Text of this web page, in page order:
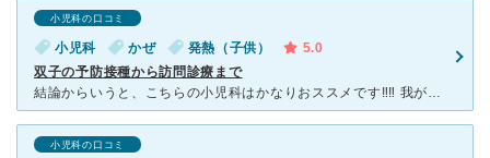
小児科の口コミ
小児科 かぜ 発熱（子供）
5.0
双子の予防接種から訪問診療まで
結論からいうと、こちらの小児科はかなりおススメです‼️‼️ 我が家は双子ということもあり、1人で2人を連れて病院に行くのが大変だったこともありこちらの木曜日に訪問診療をして下さる小児科を区役所の
小児科の口コミ